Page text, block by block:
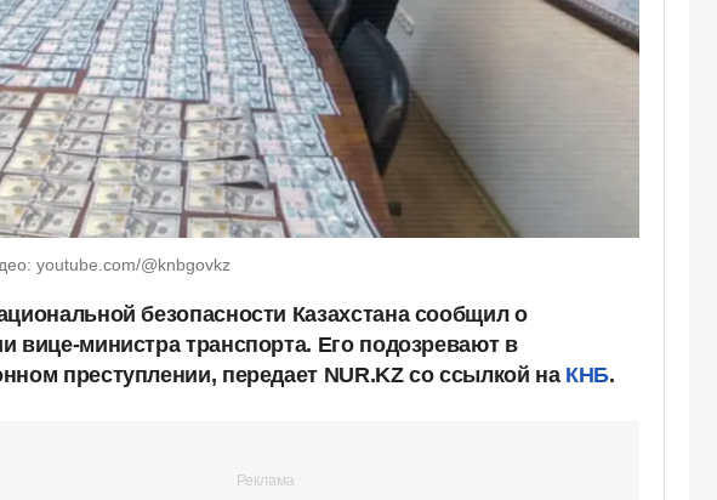
youtube.com/@knbgovkz
безопасности Казахстана сообщил о
вице-министра транспорта. Его подозревают в
преступлении, передает NUR.KZ со ссылкой на КНБ.